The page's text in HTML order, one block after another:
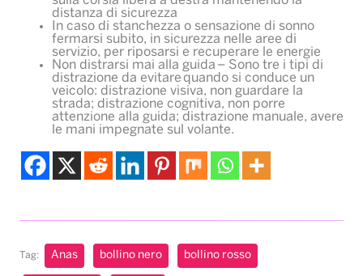
distanza di sicurezza
In caso di stanchezza o sensazione di sonno
fermarsi subito, in sicurezza nelle aree di
servizio, per riposarsi e recuperare le energie
Non distrarsi mai alla guida – Sono tre i tipi di
distrazione da evitare quando si conduce un
veicolo: distrazione visiva, non guardare la
strada; distrazione cognitiva, non porre
attenzione alla guida; distrazione manuale, avere
le mani impegnate sul volante.
Tag: Anas bollino nero bollino rosso